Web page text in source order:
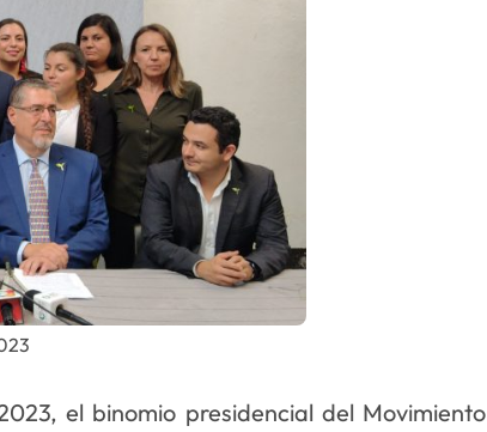
el binomio presidencial del Movimiento